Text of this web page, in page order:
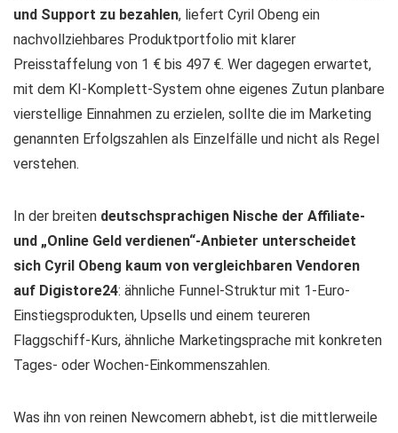
und Support zu bezahlen, liefert Cyril Obeng ein
nachvollziehbares Produktportfolio mit klarer
Preisstaffelung von 1 € bis 497 €. Wer dagegen erwartet,
mit dem KI-Komplett-System ohne eigenes Zutun planbare
vierstellige Einnahmen zu erzielen, sollte die im Marketing
genannten Erfolgszahlen als Einzelfälle und nicht als Regel
verstehen.
In der breiten deutschsprachigen Nische der Affiliate-
und „Online Geld verdienen“-Anbieter unterscheidet
sich Cyril Obeng kaum von vergleichbaren Vendoren
auf Digistore24: ähnliche Funnel-Struktur mit 1-Euro-
Einstiegsprodukten, Upsells und einem teureren
Flaggschiff-Kurs, ähnliche Marketingsprache mit konkreten
Tages- oder Wochen-Einkommenszahlen.
Was ihn von reinen Newcomern abhebt, ist die mittlerweile